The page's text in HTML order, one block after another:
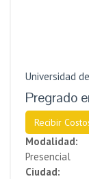
Universidad
Pregrado
Recibir
Modalidad:
Presencial
Ciudad: